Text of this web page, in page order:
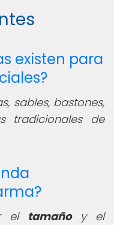
existen para
sables, bastones,
tradicionales de
el tamañoy el